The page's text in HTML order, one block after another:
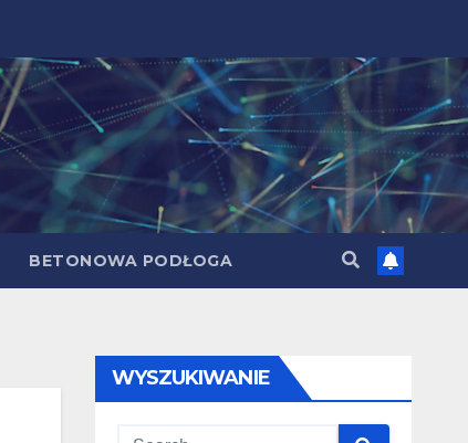
BETONOWA PODŁOGA
WYSZUKIWANIE